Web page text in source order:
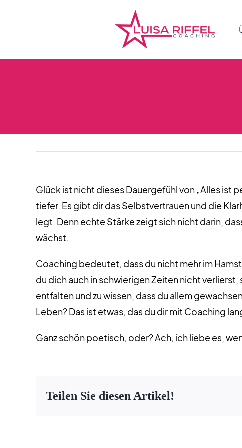
Glück ist nicht dieses Dauergefühl von „Alles ist
tiefer. Es gibt dir das Selbstvertrauen und die
legt. Denn echte Stärke zeigt sich nicht darin,
wächst.
Coaching bedeutet, dass du nicht mehr im
du dich auch in schwierigen Zeiten nicht
entfalten und zu wissen, dass du allem
Leben? Das ist etwas, das du dir mit Coaching
Ganz schön poetisch, oder? Ach, ich liebe es,
Teilen Sie diesen Artikel!